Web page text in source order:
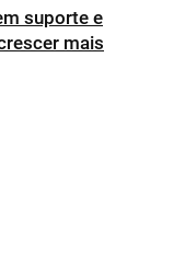
suporte e
mais